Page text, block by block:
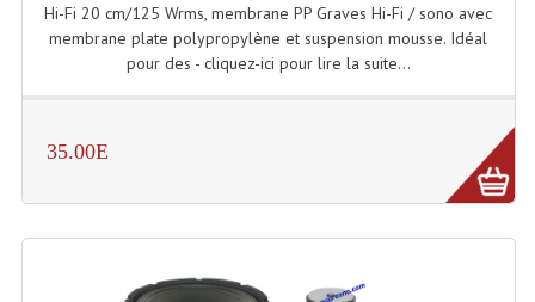
Tweeters Pour Enceintes
Lecteurs Double Cd Mixage Intégrée
Hi-Fi 20 cm/125 Wrms, membrane PP Graves Hi-Fi / sono avec
membrane plate polypropylène et suspension mousse. Idéal
pour des - cliquez-ici pour lire la suite...
35.00E